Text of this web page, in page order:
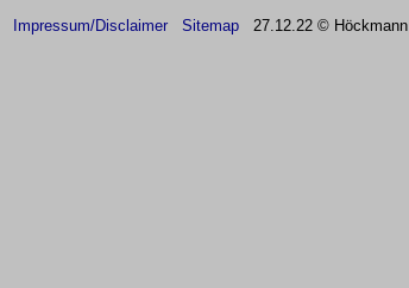
Impressum/Disclaimer Sitemap 27.12.22 © Höckmann